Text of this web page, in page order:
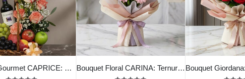
Canasta Gourmet CAPRICE: Rosas Frescas, Frutas y Vino ⚜️ Bouquet Floral CARINA: Ternura en Gerberas y Astromelias Rosadas 💖